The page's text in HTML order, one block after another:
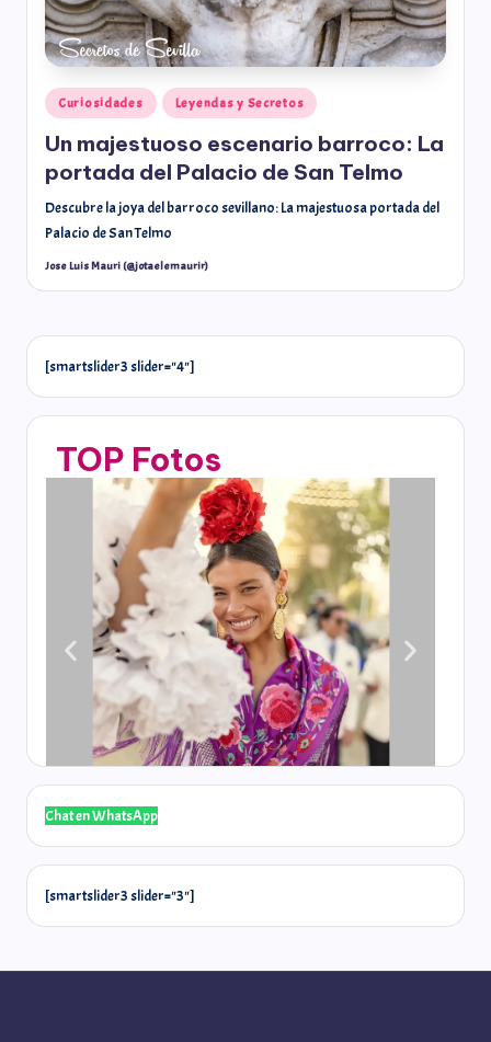
Curiosidades Leyendas y Secretos
Un majestuoso escenario barroco: La
portada del Palacio de San Telmo
Descubre la joya del barroco sevillano: La majestuosa portada del
Palacio de San Telmo
Jose Luis Mauri (@jotaelemaurir)
[smartslider3 slider="4"]
TOP Fotos
Chat en WhatsApp
[smartslider3 slider="3"]